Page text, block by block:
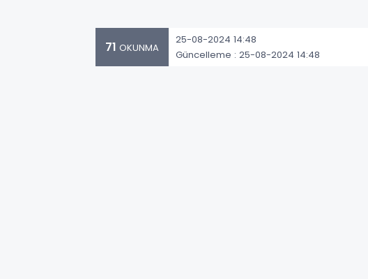
71 OKUNMA
25-08-2024 14:48
Güncelleme : 25-08-2024 14:48